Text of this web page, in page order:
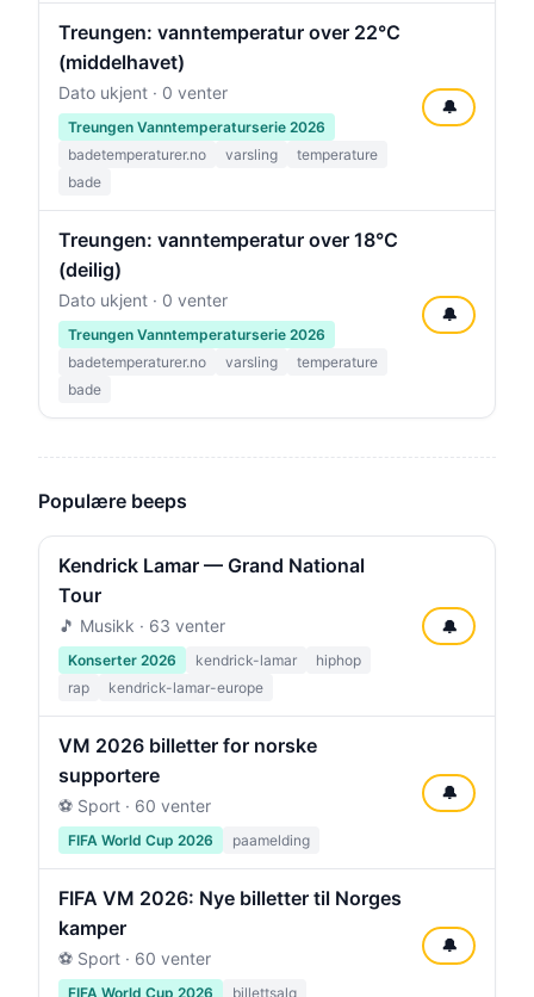
Treungen: vanntemperatur over 22°C
(middelhavet)
Dato ukjent · 0 venter
Treungen Vanntemperaturserie 2026
badetemperaturer.no
varsling
temperature
bade
🔔
Treungen: vanntemperatur over 18°C
(deilig)
Dato ukjent · 0 venter
Treungen Vanntemperaturserie 2026
badetemperaturer.no
varsling
temperature
bade
🔔
Populære beeps
Kendrick Lamar — Grand National
Tour
🎵 Musikk · 63 venter
Konserter 2026 kendrick-lamar
hiphop
rap
kendrick-lamar-europe
🔔
VM 2026 billetter for norske
supportere
⚽ Sport · 60 venter
FIFA World Cup 2026 paamelding
🔔
FIFA VM 2026: Nye billetter til Norges
kamper
⚽ Sport · 60 venter
FIFA World Cup 2026 billettsalg
🔔